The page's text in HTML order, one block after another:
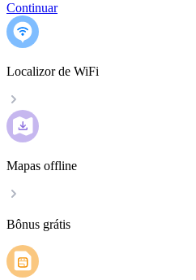
Continuar
Localizor de WiFi
Mapas offline
Bônus grátis